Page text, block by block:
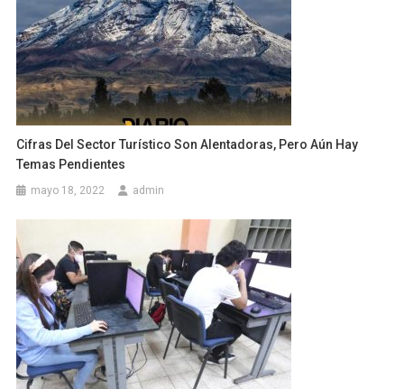
Cifras Del Sector Turístico Son Alentadoras, Pero Aún Hay
Temas Pendientes
mayo 18, 2022 admin